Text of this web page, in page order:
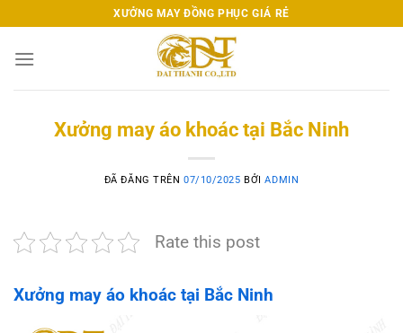
đến
nội
XƯỞNG MAY ĐỒNG PHỤC GIÁ RẺ
Xưởng may áo khoác tại Bắc Ninh
ĐÃ ĐĂNG TRÊN07/10/2025 BỞIADMIN
Rate this post
Xưởng may áo khoác tại Bắc Ninh